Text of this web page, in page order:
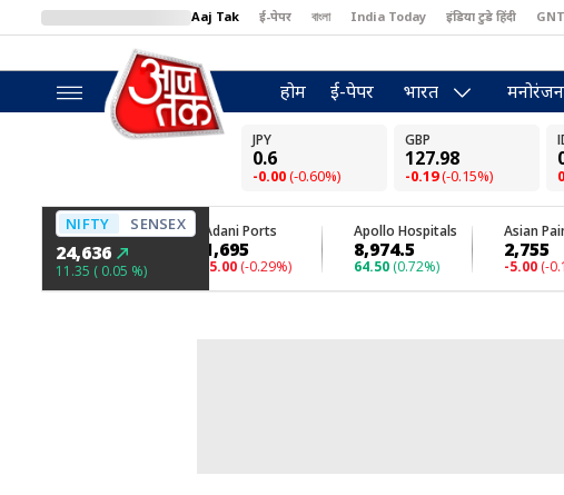
Aaj Tak ई-पेपर বাংলা India Today इंडिया टुडे हिंदी
BT Bazaar
होम ई-पेपर भारत मनोरंजन